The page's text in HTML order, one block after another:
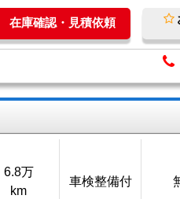
在庫確認・見積依頼
6.8万
km
車検整備付